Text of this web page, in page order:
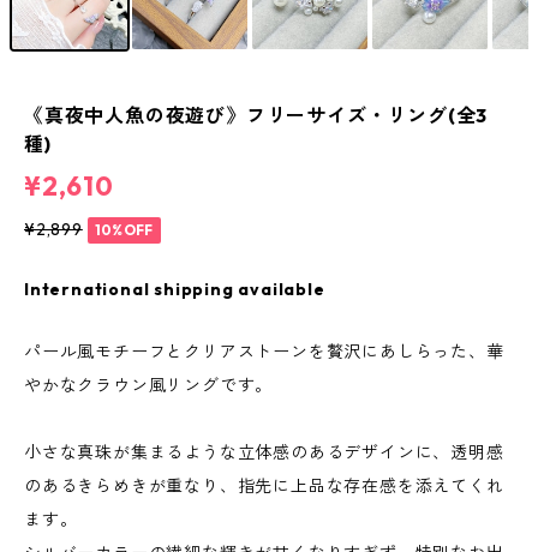
《真夜中人魚の夜遊び》フリーサイズ・リング(全3
種)
¥2,610
¥2,899 10%OFF
International shipping available
パール風モチーフとクリアストーンを贅沢にあしらった、華
やかなクラウン風リングです。
小さな真珠が集まるような立体感のあるデザインに、透明感
のあるきらめきが重なり、指先に上品な存在感を添えてくれ
ます。